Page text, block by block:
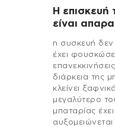
Η επισκευή
είναι
η συσκευή δεν
έχει
διάρκεια της
κλείνει
μεγαλύτερο
μπαταρίας
αυξομειώνεται